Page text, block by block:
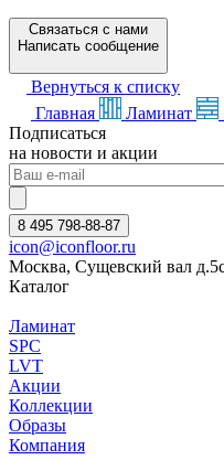
Связаться с нами
Написать сообщение
Вернуться к списку
Главная
Ламинат
Подписаться
на новости и акции
8 495 798-88-87
icon@iconfloor.ru
Москва, Сущевский вал
Каталог
Ламинат
SPC
LVT
Акции
Коллекции
Образы
Компания